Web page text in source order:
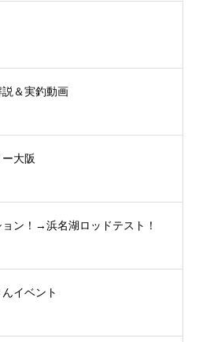
＆実釣動画
大阪
ン！→浜名湖ロッドテスト！
イベント